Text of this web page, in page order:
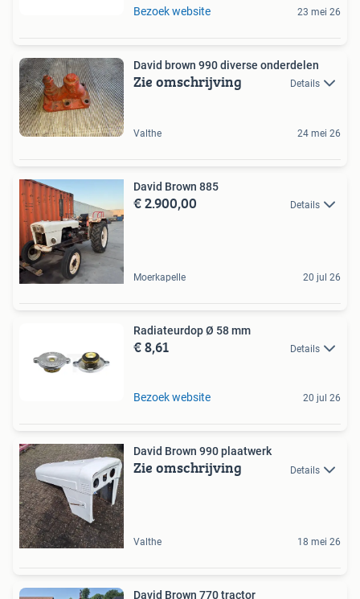
Bezoek website 23 mei 26
David brown 990 diverse onderdelen
Zie omschrijving Details
Valthe 24 mei 26
David Brown 885
€ 2.900,00 Details
Moerkapelle 20 jul 26
Radiateurdop Ø 58 mm
€ 8,61 Details
Bezoek website 20 jul 26
David Brown 990 plaatwerk
Zie omschrijving Details
Valthe 18 mei 26
David Brown 770 tractor